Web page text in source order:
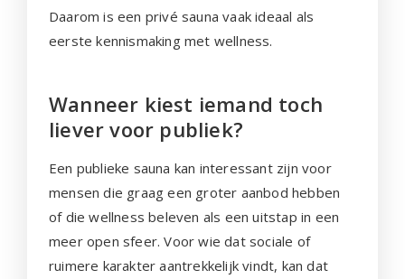
Daarom is een privé sauna vaak ideaal als
eerste kennismaking met wellness.
Wanneer kiest iemand toch
liever voor publiek?
Een publieke sauna kan interessant zijn voor
mensen die graag een groter aanbod hebben
of die wellness beleven als een uitstap in een
meer open sfeer. Voor wie dat sociale of
ruimere karakter aantrekkelijk vindt, kan dat